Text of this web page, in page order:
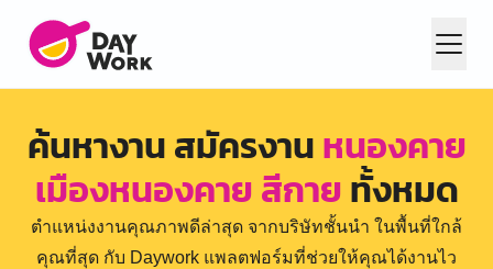
ค้นหางาน สมัครงานหนองคาย
เมืองหนองคาย สีกายทั้งหมด
ตำแหน่งงานคุณภาพดีล่าสุด จากบริษัทชั้นนำ ในพื้นที่ใกล้
คุณที่สุด กับ Daywork แพลตฟอร์มที่ช่วยให้คุณได้งานไว